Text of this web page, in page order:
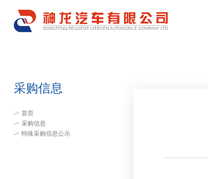
采购信息
-> 首页
-> 采购信息
-> 特殊采购信息公示